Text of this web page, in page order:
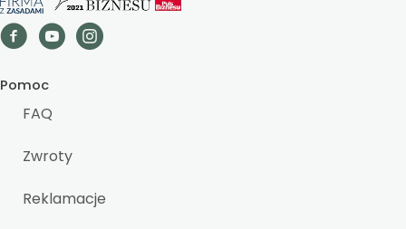
Pomoc
FAQ
Zwroty
Reklamacje